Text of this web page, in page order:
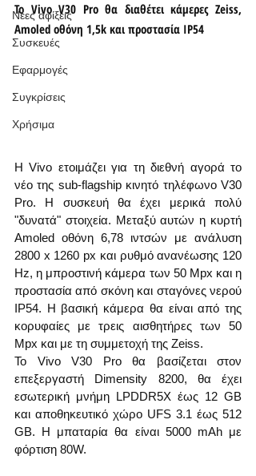
Νέες αφίξεις
Συσκευές
Εφαρμογές
Συγκρίσεις
Χρήσιμα
Το Vivo V30 Pro θα διαθέτει κάμερες Zeiss,
Amoled οθόνη 1,5k και προστασία IP54
Η Vivo ετοιμάζει για τη διεθνή αγορά το
νέο της sub-flagship κινητό τηλέφωνο V30
Pro. Η συσκευή θα έχει μερικά πολύ
"δυνατά" στοιχεία. Μεταξύ αυτών η κυρτή
Amoled οθόνη 6,78 ιντσών με ανάλυση
2800 x 1260 px και ρυθμό ανανέωσης 120
Hz, η μπροστινή κάμερα των 50 Mpx και η
προστασία από σκόνη και σταγόνες νερού
IP54. Η βασική κάμερα θα είναι από της
κορυφαίες με τρεις αισθητήρες των 50
Mpx και με τη συμμετοχή της Zeiss.
Το Vivo V30 Pro θα βασίζεται στον
επεξεργαστή Dimensity 8200, θα έχει
εσωτερική μνήμη LPDDR5X έως 12 GB
και αποθηκευτικό χώρο UFS 3.1 έως 512
GB. Η μπαταρία θα είναι 5000 mAh με
φόρτιση 80W.